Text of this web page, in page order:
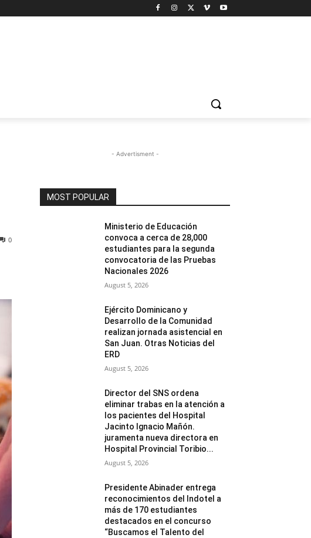
0
- Advertisment -
MOST POPULAR
Ministerio de Educación
convoca a cerca de 28,000
estudiantes para la segunda
convocatoria de las Pruebas
Nacionales 2026
August 5, 2026
Ejército Dominicano y
Desarrollo de la Comunidad
realizan jornada asistencial en
San Juan. Otras Noticias del
ERD
August 5, 2026
Director del SNS ordena
eliminar trabas en la atención a
los pacientes del Hospital
Jacinto Ignacio Mañón.
juramenta nueva directora en
Hospital Provincial Toribio...
August 5, 2026
Presidente Abinader entrega
reconocimientos del Indotel a
más de 170 estudiantes
destacados en el concurso
“Buscamos el Talento del